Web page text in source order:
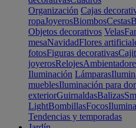
Organización Cajas
ropaJoyerosBiombosCestas
Objetos decorativos Velas
mesaNavidadFlores
fotosFiguras decorativas
joyerosRelojes
Iluminación Lámparas
mueblesIluminación para
exteriorGuirnaldasBalizas
LightBombillasFocos
Tendencias y temporadas